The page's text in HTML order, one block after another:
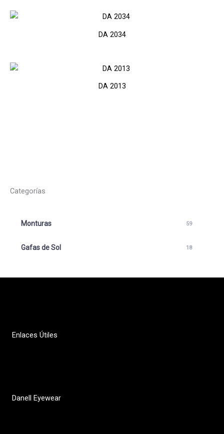
DA 2034
DA 2013
Categorías
Monturas 59
Gafas de Sol 18
Enlaces Útiles
Danell Eyewear